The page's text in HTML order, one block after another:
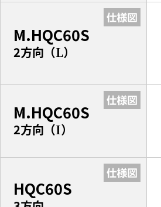
M.HQC60S
2方向（L）
M.HQC60S
2方向（I）
HQC60S